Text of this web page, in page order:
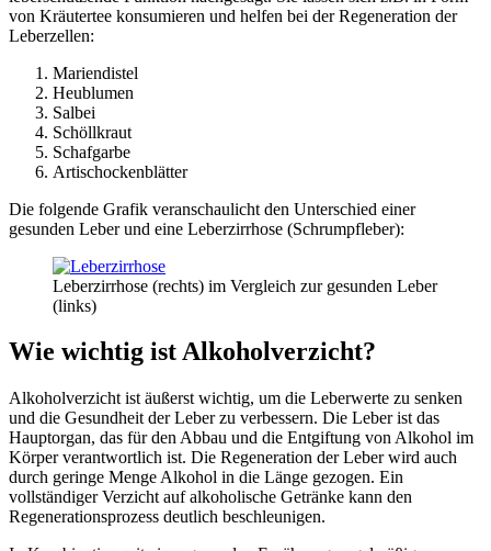
von Kräutertee konsumieren und helfen bei der Regeneration der
Leberzellen:
Mariendistel
Heublumen
Salbei
Schöllkraut
Schafgarbe
Artischockenblätter
Die folgende Grafik veranschaulicht den Unterschied einer
gesunden Leber und eine Leberzirrhose (Schrumpfleber):
Leberzirrhose (rechts) im Vergleich zur gesunden Leber
(links)
Wie wichtig ist Alkoholverzicht?
Alkoholverzicht ist äußerst wichtig, um die Leberwerte zu senken
und die Gesundheit der Leber zu verbessern. Die Leber ist das
Hauptorgan, das für den Abbau und die Entgiftung von Alkohol im
Körper verantwortlich ist. Die Regeneration der Leber wird auch
durch geringe Menge Alkohol in die Länge gezogen. Ein
vollständiger Verzicht auf alkoholische Getränke kann den
Regenerationsprozess deutlich beschleunigen.